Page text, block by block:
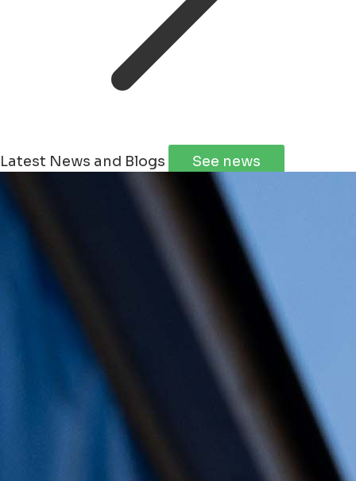
Latest News and Blogs See news